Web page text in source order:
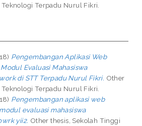
Terpadu Nurul Fikri.
Pengembangan Aplikasi Web
Evaluasi Mahasiswa
di STT Terpadu Nurul Fikri. Other
Terpadu Nurul Fikri.
Pengembangan aplikasi web
evaluasi mahasiswa
yii2. Other thesis, Sekolah Tinggi